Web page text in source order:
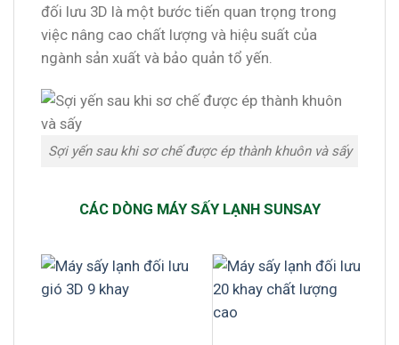
đối lưu 3D là một bước tiến quan trọng trong
việc nâng cao chất lượng và hiệu suất của
ngành sản xuất và bảo quản tổ yến.
Sợi yến sau khi sơ chế được ép thành khuôn và sấy
CÁC DÒNG MÁY SẤY LẠNH SUNSAY